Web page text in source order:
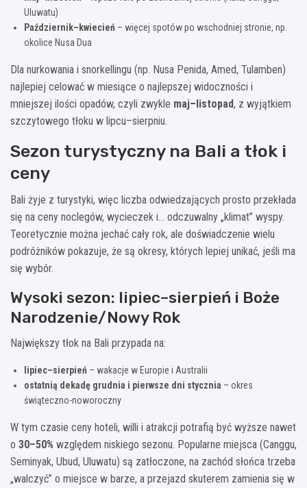
Uluwatu)
Październik–kwiecień – więcej spotów po wschodniej stronie, np.
okolice Nusa Dua
Dla nurkowania i snorkellingu (np. Nusa Penida, Amed, Tulamben)
najlepiej celować w miesiące o najlepszej widoczności i
mniejszej ilości opadów, czyli zwykle maj–listopad, z wyjątkiem
szczytowego tłoku w lipcu–sierpniu.
Sezon turystyczny na Bali a tłok i
ceny
Bali żyje z turystyki, więc liczba odwiedzających prosto przekłada
się na ceny noclegów, wycieczek i… odczuwalny „klimat” wyspy.
Teoretycznie można jechać cały rok, ale doświadczenie wielu
podróżników pokazuje, że są okresy, których lepiej unikać, jeśli ma
się wybór.
Wysoki sezon: lipiec–sierpień i Boże
Narodzenie/Nowy Rok
Największy tłok na Bali przypada na:
lipiec–sierpień – wakacje w Europie i Australii
ostatnią dekadę grudnia i pierwsze dni stycznia – okres
świąteczno-noworoczny
W tym czasie ceny hoteli, willi i atrakcji potrafią być wyższe nawet
o 30–50% względem niskiego sezonu. Popularne miejsca (Canggu,
Seminyak, Ubud, Uluwatu) są zatłoczone, na zachód słońca trzeba
„walczyć” o miejsce w barze, a przejazd skuterem zamienia się w